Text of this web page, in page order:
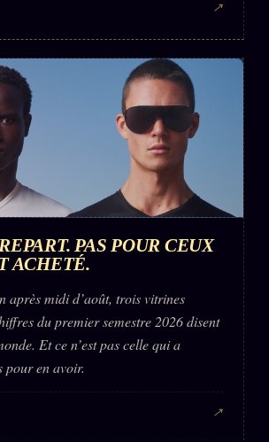
↗
PAS POUR CEUX
ACHETÉ.
après midi d’août, trois vitrines
du premier semestre 2026 disent
Et ce n’est pas celle qui a
pour en avoir.
↗